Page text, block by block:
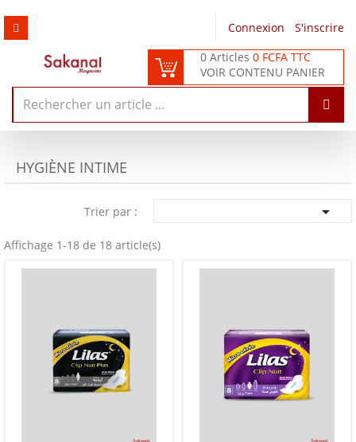
Connexion
S'inscrire
0 Articles0 FCFA TTC
VOIR CONTENU PANIER
HYGIÈNE INTIME
Trier par : 
Affichage 1-18 de 18 article(s)